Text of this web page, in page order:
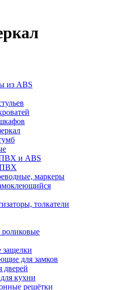
из ABS
и ABS
ПВХ
маркеры
толкатели
для замков
дверей
кухни
решётки